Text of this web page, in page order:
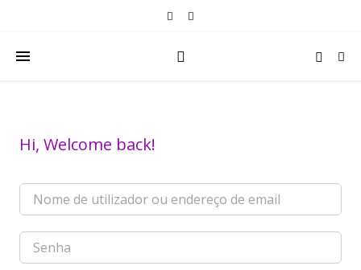
Hi, Welcome back!